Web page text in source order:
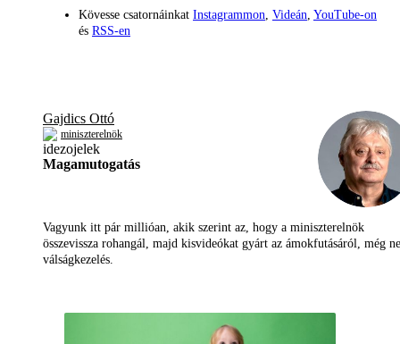
Kövesse csatornáinkat Instagrammon, Videán, YouTube-on
és RSS-en
Gajdics Ottó
miniszterelnök
Magamutogatás
Vagyunk itt pár millióan, akik szerint az, hogy a miniszterelnök
összevissza rohangál, majd kisvideókat gyárt az ámokfutásáról, még
válságkezelés.